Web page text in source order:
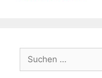
Suchen
nach: